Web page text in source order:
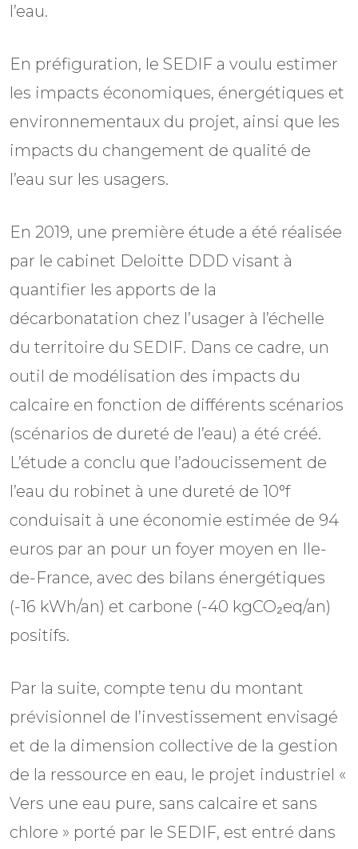
l’eau.
En préfiguration, le SEDIF a voulu estimer
les impacts économiques, énergétiques et
environnementaux du projet, ainsi que les
impacts du changement de qualité de
l’eau sur les usagers.
En 2019, une première étude a été réalisée
par le cabinet Deloitte DDD visant à
quantifier les apports de la
décarbonatation chez l’usager à l’échelle
du territoire du SEDIF. Dans ce cadre, un
outil de modélisation des impacts du
calcaire en fonction de différents scénarios
(scénarios de dureté de l’eau) a été créé.
L’étude a conclu que l’adoucissement de
l’eau du robinet à une dureté de 10°f
conduisait à une économie estimée de 94
euros par an pour un foyer moyen en Ile-
de-France, avec des bilans énergétiques
(-16 kWh/an) et carbone (-40 kgCO₂eq/an)
positifs.
Par la suite, compte tenu du montant
prévisionnel de l’investissement envisagé
et de la dimension collective de la gestion
de la ressource en eau, le projet industriel «
Vers une eau pure, sans calcaire et sans
chlore » porté par le SEDIF, est entré dans